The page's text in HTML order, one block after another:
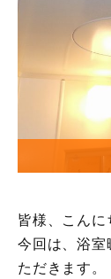
皆様、こんに
今回は、浴室
ただきます。